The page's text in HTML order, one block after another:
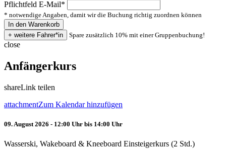
Pflichtfeld E-Mail*
* notwendige Angaben, damit wir die Buchung richtig zuordnen können
Spare zusätzlich 10% mit einer Gruppenbuchung!
close
Anfängerkurs
shareLink teilen
attachmentZum Kalendar hinzufügen
09. August 2026 - 12:00 Uhr bis 14:00 Uhr
Wasserski, Wakeboard & Kneeboard Einsteigerkurs (2 Std.)